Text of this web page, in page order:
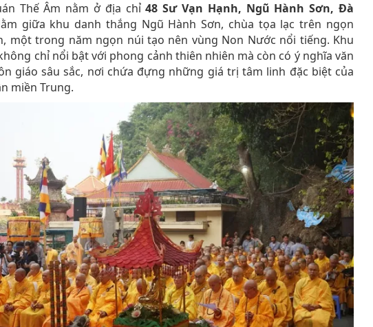
Thế Âm nằm ở địa chỉ48 Sư Vạn Hạnh, Ngũ Hành Sơn, Đà
giữa khu danh thắng Ngũ Hành Sơn, chùa tọa lạc trên ngọn
một trong năm ngọn núi tạo nên vùng Non Nước nổi tiếng. Khu
chỉ nổi bật với phong cảnh thiên nhiên mà còn có ý nghĩa văn
giáo sâu sắc, nơi chứa đựng những giá trị tâm linh đặc biệt của
miền Trung.